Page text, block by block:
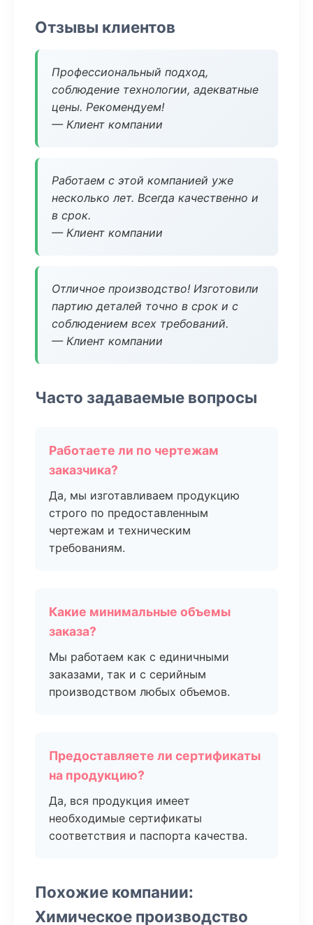
Отзывы клиентов
Профессиональный подход,
соблюдение технологии, адекватные
цены. Рекомендуем!
— Клиент компании
Работаем с этой компанией уже
несколько лет. Всегда качественно и
в срок.
— Клиент компании
Отличное производство! Изготовили
партию деталей точно в срок и с
соблюдением всех требований.
— Клиент компании
Часто задаваемые вопросы
Работаете ли по чертежам
заказчика?
Да, мы изготавливаем продукцию
строго по предоставленным
чертежам и техническим
требованиям.
Какие минимальные объемы
заказа?
Мы работаем как с единичными
заказами, так и с серийным
производством любых объемов.
Предоставляете ли сертификаты
на продукцию?
Да, вся продукция имеет
необходимые сертификаты
соответствия и паспорта качества.
Похожие компании:
Химическое производство